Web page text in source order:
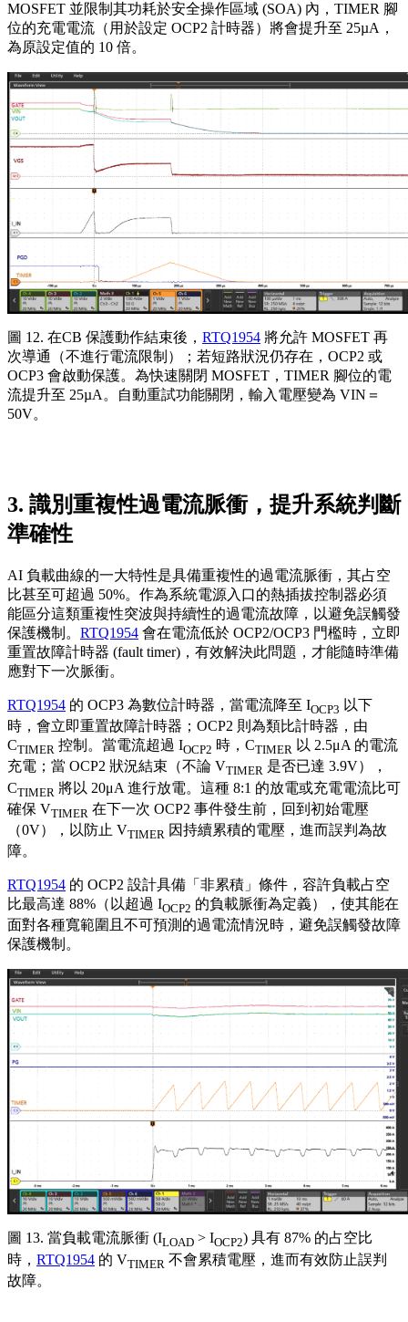
MOSFET 並限制其功耗於安全操作區域 (SOA) 內，TIMER 腳
位的充電電流（用於設定 OCP2 計時器）將會提升至 25µA，
為原設定值的 10 倍。
圖 12. 在CB 保護動作結束後， RTQ1954 將允許 MOSFET 再
次導通（不進行電流限制）；若短路狀況仍存在，OCP2 或
OCP3 會啟動保護。為快速關閉 MOSFET，TIMER 腳位的電
流提升至 25µA。自動重試功能關閉，輸入電壓變為 VIN＝
50V。
3. 識別重複性過電流脈衝，提升系統判斷
準確性
AI 負載曲線的一大特性是具備重複性的過電流脈衝，其占空
比甚至可超過 50%。作為系統電源入口的熱插拔控制器必須
能區分這類重複性突波與持續性的過電流故障，以避免誤觸發
保護機制。 RTQ1954 會在電流低於 OCP2/OCP3 門檻時，立即
重置故障計時器 (fault timer)，有效解決此問題，才能隨時準備
應對下一次脈衝。
RTQ1954 的 OCP3 為數位計時器，當電流降至 IOCP3 以下
時，會立即重置故障計時器；OCP2 則為類比計時器，由
CTIMER 控制。當電流超過 IOCP2 時，CTIMER 以 2.5μA 的電流
充電；當 OCP2 狀況結束（不論 VTIMER 是否已達 3.9V），
CTIMER 將以 20μA 進行放電。這種 8:1 的放電或充電電流比可
確保 VTIMER 在下一次 OCP2 事件發生前，回到初始電壓
（0V），以防止 VTIMER 因持續累積的電壓，進而誤判為故
障。
RTQ1954 的 OCP2 設計具備「非累積」條件，容許負載占空
比最高達 88%（以超過 IOCP2 的負載脈衝為定義），使其能在
面對各種寬範圍且不可預測的過電流情況時，避免誤觸發故障
保護機制。
圖 13. 當負載電流脈衝 (ILOAD > IOCP2) 具有 87% 的占空比
時， RTQ1954 的 VTIMER 不會累積電壓，進而有效防止誤判
故障。